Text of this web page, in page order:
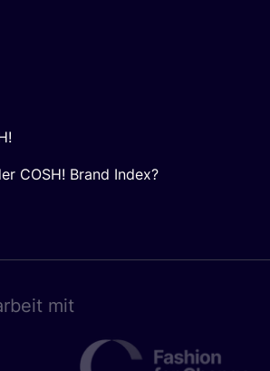
COSH! Brand Index?
mit